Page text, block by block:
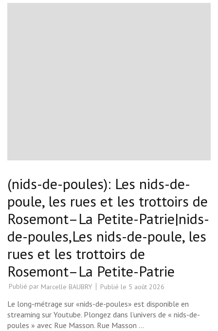
(nids-de-poules): Les nids-de-
poule, les rues et les trottoirs de
Rosemont–La Petite-Patrie|nids-
de-poules,Les nids-de-poule, les
rues et les trottoirs de
Rosemont–La Petite-Patrie
Publié par Marcelle BAUBRY Publié le 5 août 2026
Le long-métrage sur «nids-de-poules» est disponible en
streaming sur Youtube. Plongez dans l’univers de « nids-de-
poules » avec Rue Masson. Rue Masson …